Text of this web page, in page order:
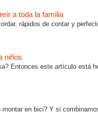
a toda la familia
rápidos de contar y
niños
Entonces este artículo está
en bici? Y si